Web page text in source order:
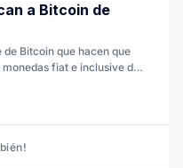
a Bitcoin de
Bitcoin que hacen que
fiat e inclusive de